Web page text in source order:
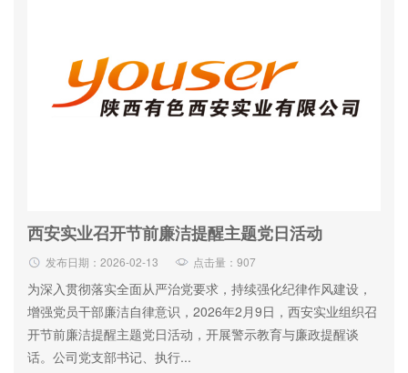
西安实业召开节前廉洁提醒主题党日活动
发布日期：2026-02-13 点击量：907
为深入贯彻落实全面从严治党要求，持续强化纪律作风建设，
增强党员干部廉洁自律意识，2026年2月9日，西安实业组织召
开节前廉洁提醒主题党日活动，开展警示教育与廉政提醒谈
话。公司党支部书记、执行...